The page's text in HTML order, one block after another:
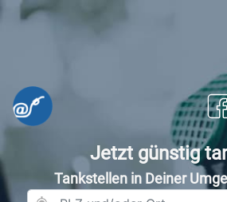
Jetzt günstig
Tankstellen in Deiner